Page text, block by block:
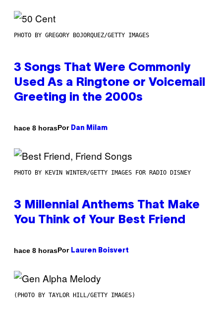
PHOTO BY GREGORY BOJORQUEZ/GETTY IMAGES
3 Songs That Were Commonly
Used As a Ringtone or Voicemail
Greeting in the 2000s
hace 8 horasPor Dan Milam
PHOTO BY KEVIN WINTER/GETTY IMAGES FOR RADIO DISNEY
3 Millennial Anthems That Make
You Think of Your Best Friend
hace 8 horasPor Lauren Boisvert
(PHOTO BY TAYLOR HILL/GETTY IMAGES)